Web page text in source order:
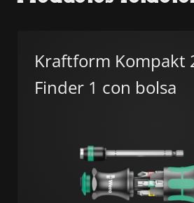
Kraftform Kompakt
Finder 1 con bolsa